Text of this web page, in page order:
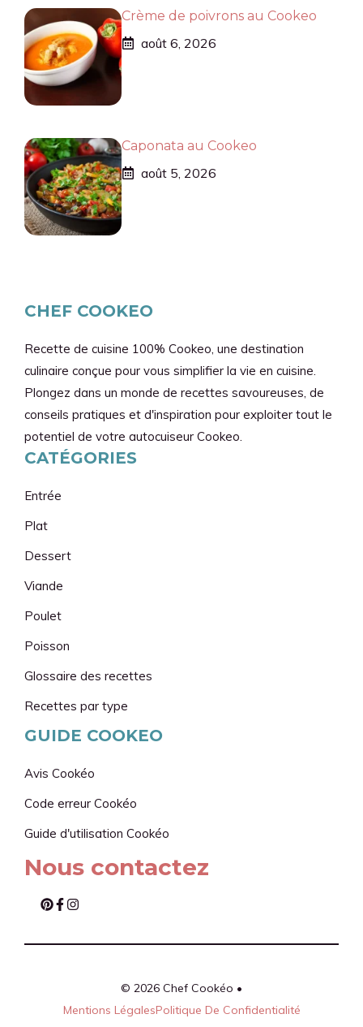
Crème de poivrons au Cookeo
août 6, 2026
Caponata au Cookeo
août 5, 2026
CHEF COOKEO
Recette de cuisine 100% Cookeo, une destination
culinaire conçue pour vous simplifier la vie en cuisine.
Plongez dans un monde de recettes savoureuses, de
conseils pratiques et d'inspiration pour exploiter tout le
potentiel de votre autocuiseur Cookeo.
CATÉGORIES
Entrée
Plat
Dessert
Viande
Poulet
Poisson
Glossaire des recettes
Recettes par type
GUIDE COOKEO
Avis Cookéo
Code erreur Cookéo
Guide d'utilisation Cookéo
Nous contactez
© 2026 Chef Cookéo •
Mentions LégalesPolitique De Confidentialité